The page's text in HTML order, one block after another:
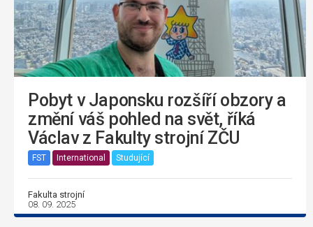
Pobyt v Japonsku rozšíří obzory a
změní váš pohled na svět, říká
Václav z Fakulty strojní ZČU
FST International Studující
Fakulta strojní
08. 09. 2025